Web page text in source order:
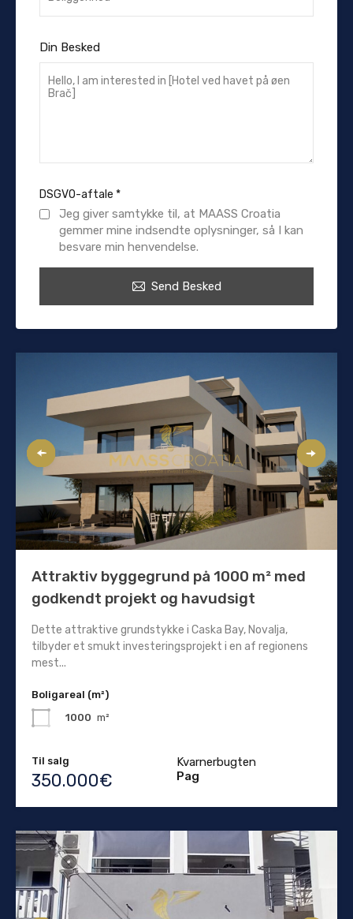
Din Besked
DSGVO-aftale *
Jeg giver samtykke til, at MAASS Croatia
gemmer mine indsendte oplysninger, så I kan
besvare min henvendelse.
Send Besked
Attraktiv byggegrund på 1000 m² med
godkendt projekt og havudsigt
Dette attraktive grundstykke i Caska Bay, Novalja,
tilbyder et smukt investeringsprojekt i en af regionens
mest...
Boligareal (m²)
1000 m²
Til salg
350.000€
Kvarnerbugten
Pag